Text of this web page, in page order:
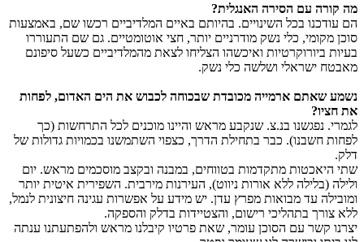
מה קורה עם הסירה האנגלית?
הם עודכנו בכל השינויים. בהיותם באיים המלדיביים רכשו שם, באמצעות
סוכן מקומי, כלי נשק מודרניים יותר, חצי אוטומטיים. גם שם התעוררו
בעיות ביורוקרטיות ואיכשהו הצליחו לצאת מהמלדיביים כשעל סיפונם
מאבטח ישראלי ושלשה כלי נשק.
נשמע שאתם ארמייה מכובדת שבכוחה לכבוש את הים האדום, לפחות
את חציו?
לגמרי. נפגשנו בנ.צ. שנקבע מראש והיינו מוכנים לכל התרחשות (כך
לפחות חשבנו). כבר בתחילת הדרך, כצפוי השתמשנו בכמויות גדולות של
דלק.
שתי היאכטות מתקדמות בטווחים, במבנה ובקצב מוסכמים מראש. יום
ולילה (בלילה ללא אורות ניווט), העירנות מירבית. השפירית איטית יותר
ומובילה עד מבואות מפרץ עדן. יש מידע על אפשרות עגינה חיצונית לנמל,
ללא צורך בתהליכי רישום, והצטיידות בדלק והספקה.
יצרנו קשר עם הסוכן עומר, שאת פרטיו קיבלנו מראש ולהפתעתנו ענתה